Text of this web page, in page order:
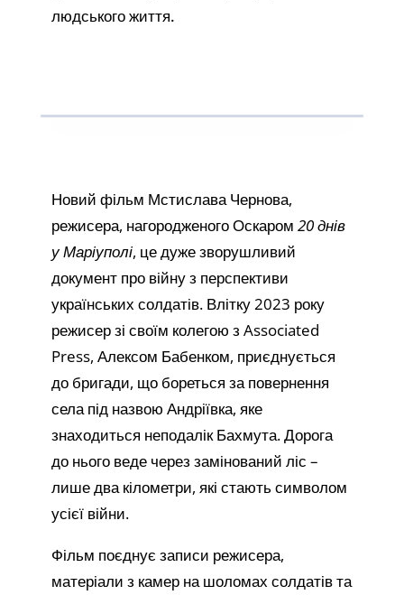
людського життя.
Новий фільм Мстислава Чернова,
режисера, нагородженого Оскаром 20 днів
у Маріуполі, це дуже зворушливий
документ про війну з перспективи
українських солдатів. Влітку 2023 року
режисер зі своїм колегою з Associated
Press, Алексом Бабенком, приєднується
до бригади, що бореться за повернення
села під назвою Андріївка, яке
знаходиться неподалік Бахмута. Дорога
до нього веде через замінований ліс –
лише два кілометри, які стають символом
усієї війни.
Фільм поєднує записи режисера,
матеріали з камер на шоломах солдатів та